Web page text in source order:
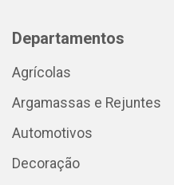
Departamentos
Agrícolas
Argamassas e Rejuntes
Automotivos
Decoração